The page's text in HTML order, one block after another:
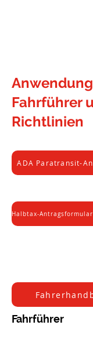
Fahrführer
Richtlinien
Anwendungen
Fahrführer
ADA Paratransit-